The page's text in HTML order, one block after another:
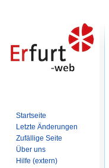
Startseite
Letzte Änderungen
Zufällige Seite
Über uns
Hilfe (extern)